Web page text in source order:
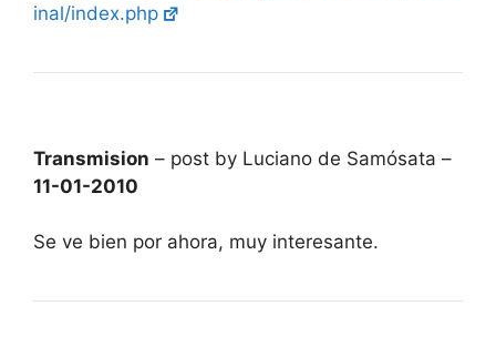
inal/index.php
Transmision – post by Luciano de Samósata –
11-01-2010
Se ve bien por ahora, muy interesante.